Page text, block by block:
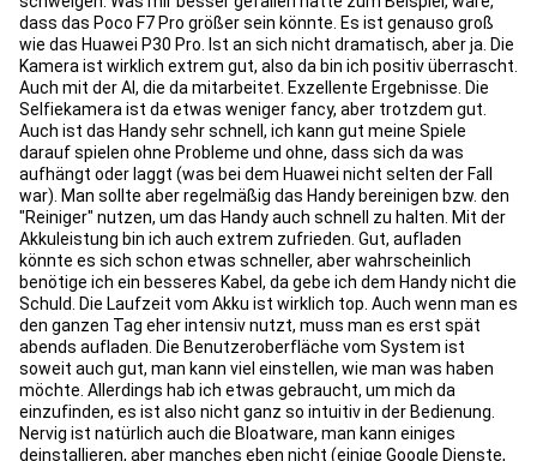
dass das Poco F7 Pro größer sein könnte. Es ist genauso groß
wie das Huawei P30 Pro. Ist an sich nicht dramatisch, aber ja. Die
Kamera ist wirklich extrem gut, also da bin ich positiv überrascht.
Auch mit der AI, die da mitarbeitet. Exzellente Ergebnisse. Die
Selfiekamera ist da etwas weniger fancy, aber trotzdem gut.
Auch ist das Handy sehr schnell, ich kann gut meine Spiele
darauf spielen ohne Probleme und ohne, dass sich da was
aufhängt oder laggt (was bei dem Huawei nicht selten der Fall
war). Man sollte aber regelmäßig das Handy bereinigen bzw. den
"Reiniger" nutzen, um das Handy auch schnell zu halten. Mit der
Akkuleistung bin ich auch extrem zufrieden. Gut, aufladen
könnte es sich schon etwas schneller, aber wahrscheinlich
benötige ich ein besseres Kabel, da gebe ich dem Handy nicht die
Schuld. Die Laufzeit vom Akku ist wirklich top. Auch wenn man es
den ganzen Tag eher intensiv nutzt, muss man es erst spät
abends aufladen. Die Benutzeroberfläche vom System ist
soweit auch gut, man kann viel einstellen, wie man was haben
möchte. Allerdings hab ich etwas gebraucht, um mich da
einzufinden, es ist also nicht ganz so intuitiv in der Bedienung.
Nervig ist natürlich auch die Bloatware, man kann einiges
deinstallieren, aber manches eben nicht (einige Google Dienste,